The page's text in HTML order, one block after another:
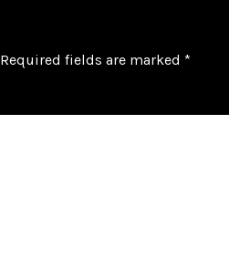
Required fields are marked *